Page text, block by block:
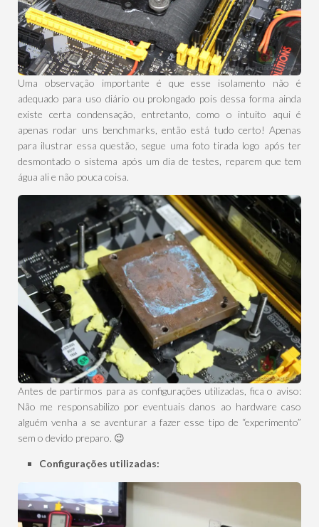
Uma observação importante é que esse isolamento não é
adequado para uso diário ou prolongado pois dessa forma ainda
existe certa condensação, entretanto, como o intuito aqui é
apenas rodar uns benchmarks, então está tudo certo! Apenas
para ilustrar essa questão, segue uma foto tirada logo após ter
desmontado o sistema após um dia de testes, reparem que tem
água ali e não pouca coisa.
Antes de partirmos para as configurações utilizadas, fica o aviso:
Não me responsabilizo por eventuais danos ao hardware caso
alguém venha a se aventurar a fazer esse tipo de “experimento”
sem o devido preparo. 😉
Configurações utilizadas: